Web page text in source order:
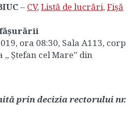
– CV, Listă de lucrări, Fișă
ora 08:30, Sala A113, corp
Ștefan cel Mare” din
prin decizia rectorului nr.